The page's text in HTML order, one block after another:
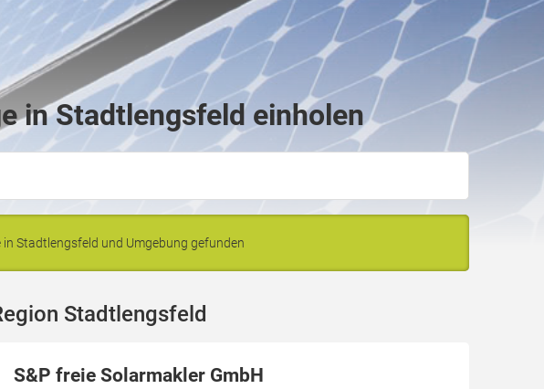
in Stadtlengsfeld einholen
in Stadtlengsfeld und Umgebung gefunden
Stadtlengsfeld
S&P freie Solarmakler GmbH